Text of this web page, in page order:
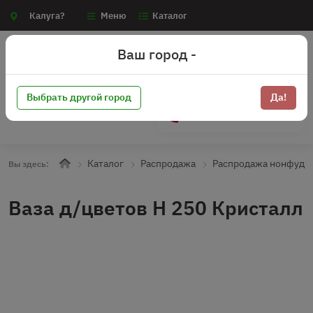
Калуга? Меню Каталог
Вы здесь: Каталог Распродажа Распродажа нонфуд
Ваза д/цветов Н 250 Кристалл
Ваш город -
Выбрать другой город Да!